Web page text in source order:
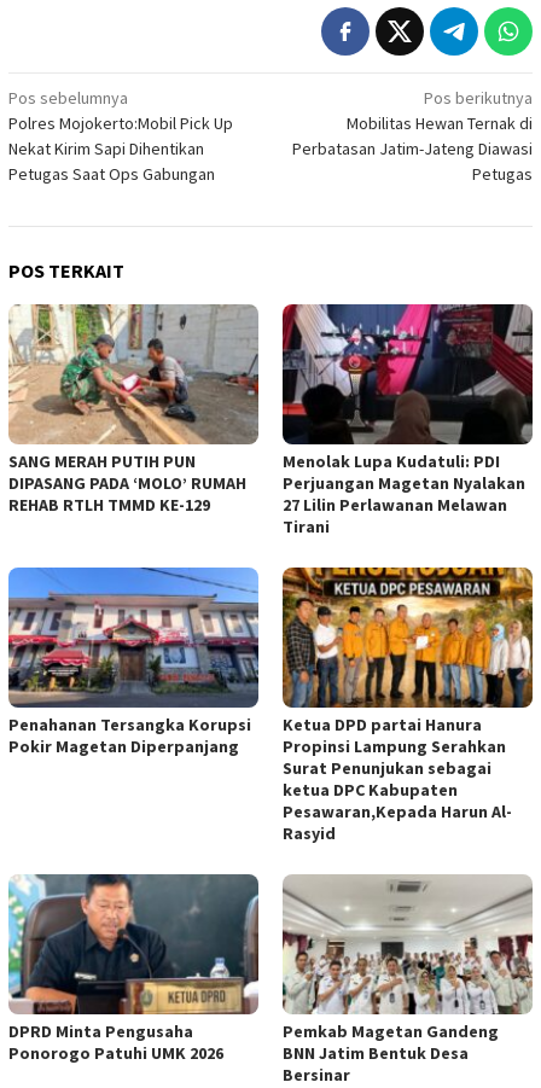
Navigasi
pos
Pos sebelumnya
Polres Mojokerto:Mobil Pick Up
Nekat Kirim Sapi Dihentikan
Petugas Saat Ops Gabungan
Pos berikutnya
Mobilitas Hewan Ternak di
Perbatasan Jatim-Jateng Diawasi
Petugas
POS TERKAIT
SANG MERAH PUTIH PUN
DIPASANG PADA ‘MOLO’ RUMAH
REHAB RTLH TMMD KE-129
Menolak Lupa Kudatuli: PDI
Perjuangan Magetan Nyalakan
27 Lilin Perlawanan Melawan
Tirani
Penahanan Tersangka Korupsi
Pokir Magetan Diperpanjang
Ketua DPD partai Hanura
Propinsi Lampung Serahkan
Surat Penunjukan sebagai
ketua DPC Kabupaten
Pesawaran,Kepada Harun Al-
Rasyid
DPRD Minta Pengusaha
Ponorogo Patuhi UMK 2026
Pemkab Magetan Gandeng
BNN Jatim Bentuk Desa
Bersinar